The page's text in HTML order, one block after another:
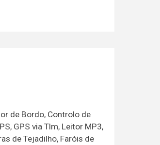
de Bordo, Controlo de
GPS via Tlm, Leitor MP3,
de Tejadilho, Faróis de